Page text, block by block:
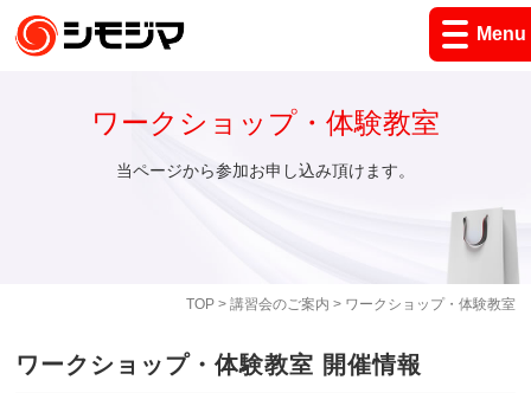
Menu
TOP> 講習会のご案内 > ワークショップ・体験教室
ワークショップ・体験教室
当ページから参加お申し込み頂けます。
ワークショップ・体験教室 開催情報